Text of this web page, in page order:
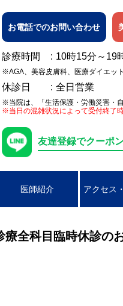
お電話でのお問い合わせ
診療時間 10時15分～19
※AGA、美容皮膚科、医療ダイエッ
休診日 全日営業
※当院は、「生活保護・労働災害・
※当日の混雑状況によって受付終了
友達登録でクーポ
かぶれ（接触皮膚炎）
咽頭クラミジア
医師紹介 アクセス
全科目臨時休診の